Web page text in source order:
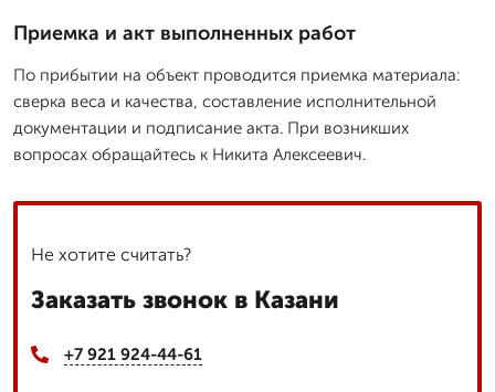
Приемка и акт выполненных работ
По прибытии на объект проводится приемка материала:
сверка веса и качества, составление исполнительной
документации и подписание акта. При возникших
вопросах обращайтесь к Никита Алексеевич.
Не хотите считать?
Заказать звонок в Казани
+7 921 924-44-61